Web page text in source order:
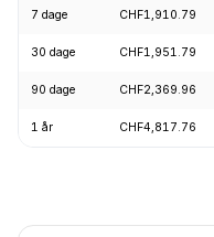
7 dage CHF1,910.79
30 dage CHF1,951.79
90 dage CHF2,369.96
1 år CHF4,817.76